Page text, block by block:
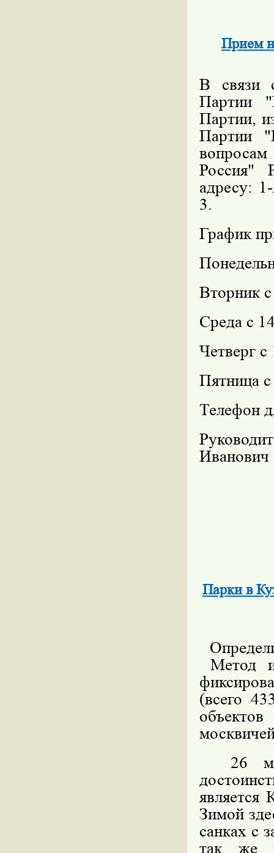
Прием
В связи
Партии
Партии,
Партии
Россия"
адресу:
3.
График
Вторник
Среда с
Четверг
Пятница
Телефон
Иванович
Парки в
Метод
(всего
26
является
Зимой
санках с
так же